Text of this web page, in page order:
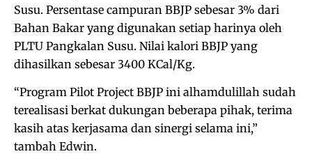
Susu. Persentase campuran BBJP sebesar 3% dari
Bahan Bakar yang digunakan setiap harinya oleh
PLTU Pangkalan Susu. Nilai kalori BBJP yang
dihasilkan sebesar 3400 KCal/Kg.
“Program Pilot Project BBJP ini alhamdulillah sudah
terealisasi berkat dukungan beberapa pihak, terima
kasih atas kerjasama dan sinergi selama ini,”
tambah Edwin.